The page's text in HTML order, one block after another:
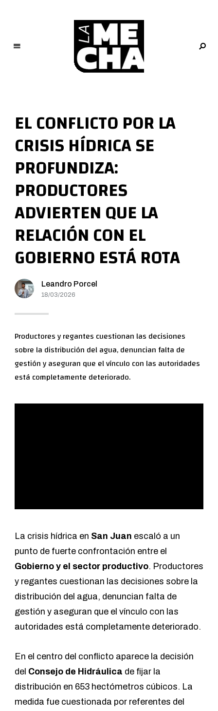
M
e
c
h
a
PERIODISMO DIGITAL
EL CONFLICTO POR LA
CRISIS HÍDRICA SE
PROFUNDIZA:
PRODUCTORES
ADVIERTEN QUE LA
RELACIÓN CON EL
GOBIERNO ESTÁ ROTA
Leandro Porcel
18/03/2026
Productores y regantes cuestionan las decisiones
sobre la distribución del agua, denuncian falta de
gestión y aseguran que el vínculo con las autoridades
está completamente deteriorado.
La crisis hídrica en San Juan escaló a un
punto de fuerte confrontación entre el
Gobierno y el sector productivo. Productores
y regantes cuestionan las decisiones sobre la
distribución del agua, denuncian falta de
gestión y aseguran que el vínculo con las
autoridades está completamente deteriorado.
En el centro del conflicto aparece la decisión
del Consejo de Hidráulica de fijar la
distribución en 653 hectómetros cúbicos. La
medida fue cuestionada por referentes del